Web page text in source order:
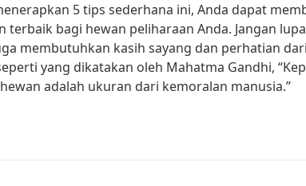
5 tips sederhana ini, Anda dapat
terbaik bagi hewan peliharaan Anda. Jangan
membutuhkan kasih sayang dan perhatian
yang dikatakan oleh Mahatma Gandhi,
adalah ukuran dari kemoralan manusia.”